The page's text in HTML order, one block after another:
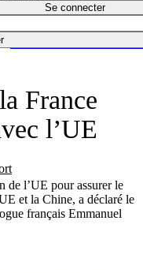
Se connecter
France
l’UE
de l’UE pour assurer le
et la Chine, a déclaré le
français Emmanuel